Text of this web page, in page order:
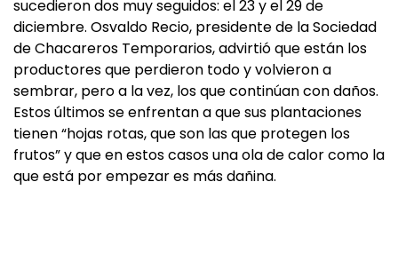
sucedieron dos muy seguidos: el 23 y el 29 de
diciembre. Osvaldo Recio, presidente de la Sociedad
de Chacareros Temporarios, advirtió que están los
productores que perdieron todo y volvieron a
sembrar, pero a la vez, los que continúan con daños.
Estos últimos se enfrentan a que sus plantaciones
tienen “hojas rotas, que son las que protegen los
frutos” y que en estos casos una ola de calor como la
que está por empezar es más dañina.